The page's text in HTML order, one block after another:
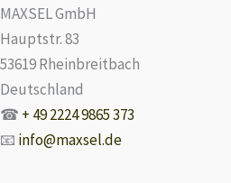
MAXSEL GmbH
Hauptstr. 83
53619 Rheinbreitbach
Deutschland
☎ + 49 2224 9865 373
📧 info@maxsel.de